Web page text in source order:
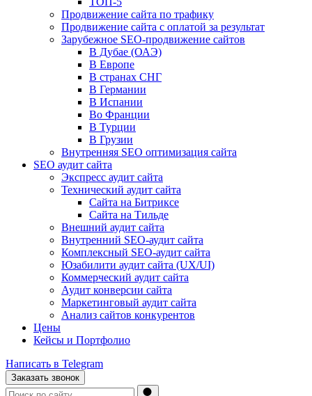
Продвижение сайта по трафику
Продвижение сайта с оплатой за результат
Зарубежное SEO-продвижение сайтов
В Дубае (ОАЭ)
В Европе
В странах СНГ
В Германии
В Испании
Во Франции
В Турции
В Грузии
Внутренняя SEO оптимизация сайта
SEO аудит сайта
Экспресс аудит сайта
Технический аудит сайта
Сайта на Битриксе
Сайта на Тильде
Внешний аудит сайта
Внутренний SEO-аудит сайта
Комплексный SEO-аудит сайта
Юзабилити аудит сайта (UX/UI)
Коммерческий аудит сайта
Аудит конверсии сайта
Маркетинговый аудит сайта
Анализ сайтов конкурентов
Цены
Кейсы и Портфолио
Написать в Telegram
Заказать звонок